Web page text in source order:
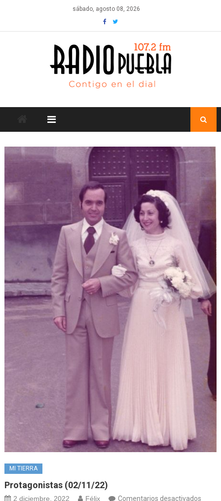
content
sábado, agosto 08, 2026
MI TIERRA
Protagonistas (02/11/22)
2 diciembre, 2022 Félix Comentarios desactivadosen